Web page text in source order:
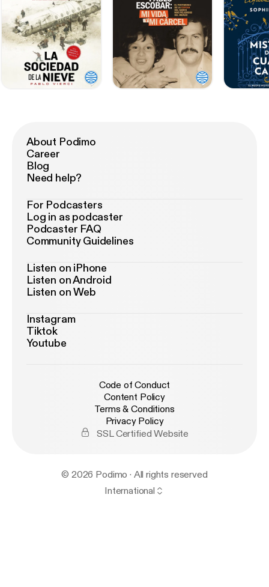
About Podimo
Career
Blog
Need help?
For Podcasters
Log in as podcaster
Podcaster FAQ
Community Guidelines
Listen on iPhone
Listen on Android
Listen on Web
Instagram
Tiktok
Youtube
Code of Conduct
Content Policy
Terms & Conditions
Privacy Policy
SSL Certified Website
© 2026 Podimo · All rights reserved
International